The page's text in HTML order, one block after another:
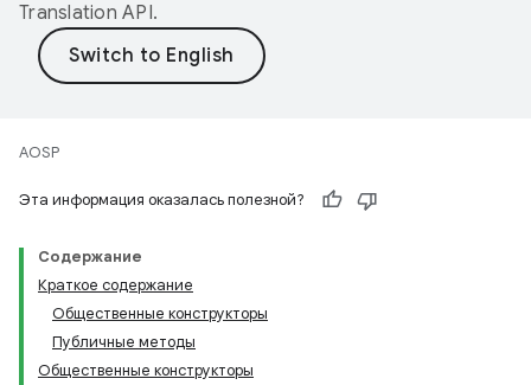
Translation API.
AOSP
Эта информация оказалась полезной?
Содержание
Краткое содержание
Общественные конструкторы
Публичные методы
Общественные конструкторы